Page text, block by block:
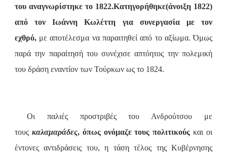
του αναγνωρίστηκε το 1822.Κατηγορήθηκε(άνοιξη 1822)
από τον Ιωάννη Κωλέττη για συνεργασία με τον
εχθρό, με αποτέλεσμα να παραιτηθεί από το αξίωμα. Όμως
παρά την παραίτησή του συνέχισε απτόητος την πολεμική
του δράση εναντίον των Τούρκων ως το 1824.
Οι παλιές προστριβές του Ανδρούτσου με
τους καλαμαράδες, όπως ονόμαζε τους πολιτικούς και οι
έντονες αντιδράσεις του, η τάση τέλος της Κυβέρνησης